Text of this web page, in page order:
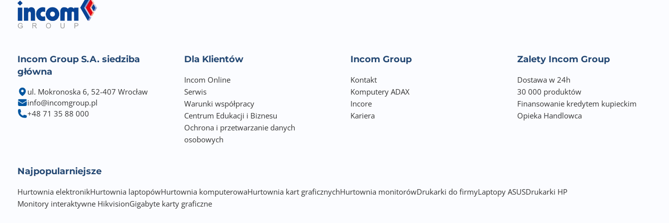
Incom Group S.A. siedziba
główna
ul. Mokronoska 6, 52-407 Wrocław
info@incomgroup.pl
+48 71 35 88 000
Dla Klientów
Incom Online
Serwis
Warunki współpracy
Centrum Edukacji i Biznesu
Ochrona i przetwarzanie danych
osobowych
Incom Group
Kontakt
Komputery ADAX
Incore
Kariera
Zalety Incom Group
Dostawa w 24h
30 000 produktów
Finansowanie kredytem kupieckim
Opieka Handlowca
Najpopularniejsze
Hurtownia elektronikHurtownia laptopówHurtownia komputerowaHurtownia kart graficznychHurtownia monitorówDrukarki do firmyLaptopy ASUSDrukarki HP
Monitory interaktywne HikvisionGigabyte karty graficzne